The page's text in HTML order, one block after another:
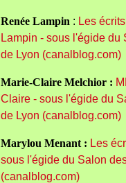
Renée Lampin : Les
Lampin - sous l'égide du
de Lyon (canalblog.com)
Marie-Claire Melchior :
Claire - sous l'égide du
de Lyon (canalblog.com)
Marylou Menant : Les
sous l'égide du Salon
(canalblog.com)